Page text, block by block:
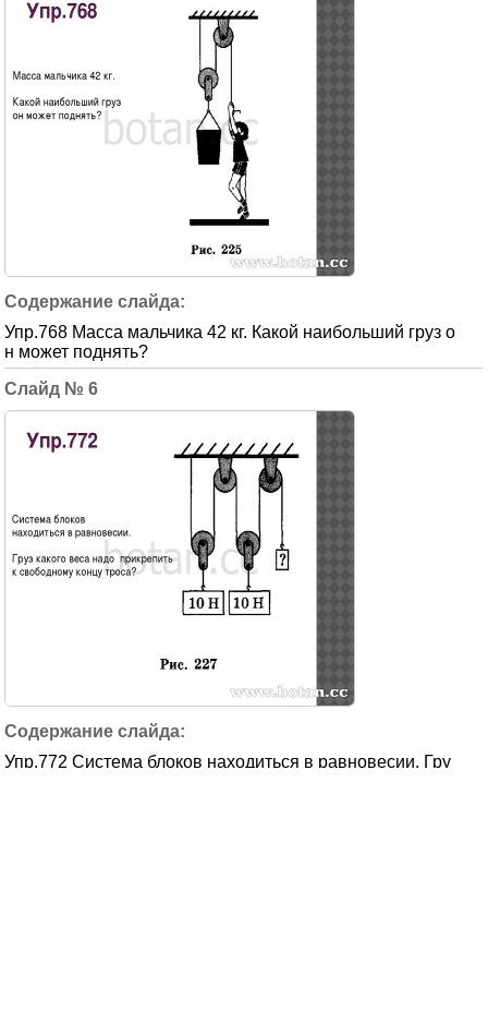
Упр.768 Масса мальчика 42 кг. Какой наибольший груз о
н может поднять?
6
Упр.772 Система блоков находиться в равновесии. Гру